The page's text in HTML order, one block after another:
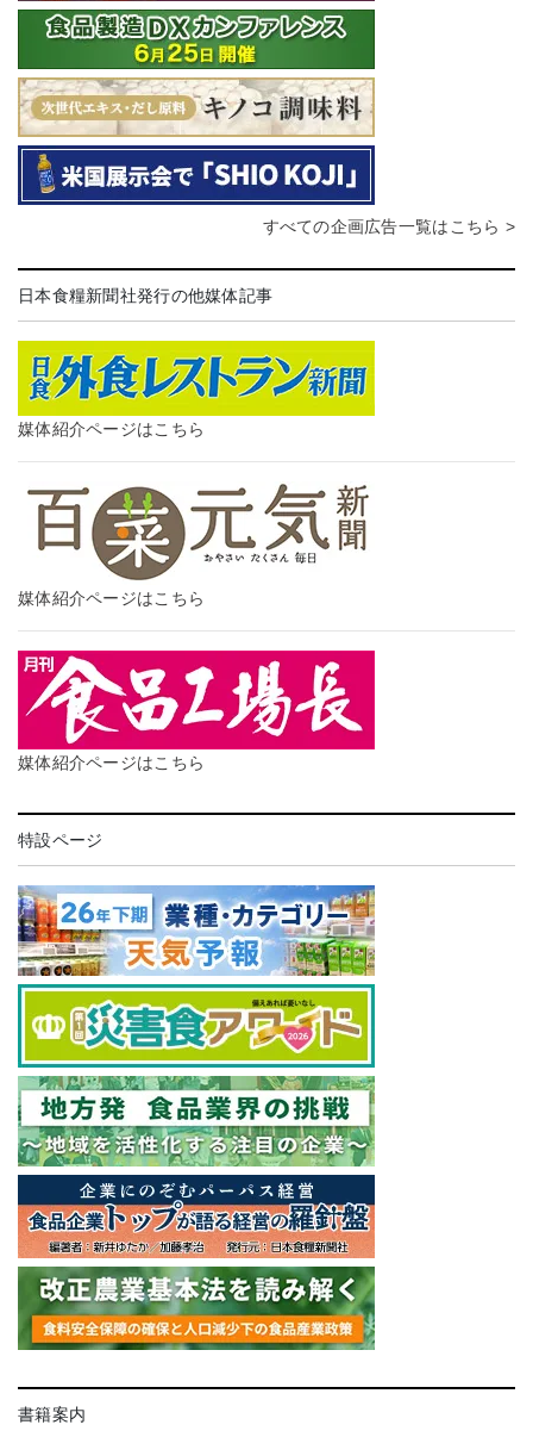
すべての企画広告一覧はこちら >
日本食糧新聞社発行の他媒体記事
媒体紹介ページはこちら
媒体紹介ページはこちら
媒体紹介ページはこちら
特設ページ
書籍案内